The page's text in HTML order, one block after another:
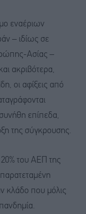
εναέριων
– ιδίως σε
Ασίας –
ακριβότερα,
οι αφίξεις από
επίπεδα,
της σύγκρουσης.
20% του ΑΕΠ της
κλάδο που μόλις